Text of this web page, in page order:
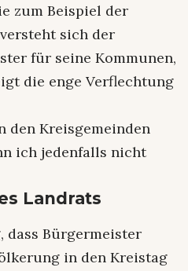
zum Beispiel der
sich der
für seine Kommunen,
die enge Verflechtung
den Kreisgemeinden
ich jedenfalls nicht
Landrats
dass Bürgermeister
in den Kreistag